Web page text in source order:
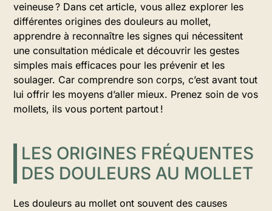
veineuse ? Dans cet article, vous allez explorer les
différentes origines des douleurs au mollet,
apprendre à reconnaître les signes qui nécessitent
une consultation médicale et découvrir les gestes
simples mais efficaces pour les prévenir et les
soulager. Car comprendre son corps, c’est avant tout
lui offrir les moyens d’aller mieux. Prenez soin de vos
mollets, ils vous portent partout !
LES ORIGINES FRÉQUENTES
DES DOULEURS AU MOLLET
Les douleurs au mollet ont souvent des causes